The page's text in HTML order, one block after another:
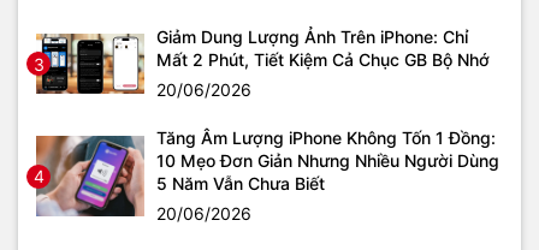
3
Giảm Dung Lượng Ảnh Trên iPhone: Chỉ
Mất 2 Phút, Tiết Kiệm Cả Chục GB Bộ Nhớ
20/06/2026
4
Tăng Âm Lượng iPhone Không Tốn 1 Đồng:
10 Mẹo Đơn Giản Nhưng Nhiều Người Dùng
5 Năm Vẫn Chưa Biết
20/06/2026